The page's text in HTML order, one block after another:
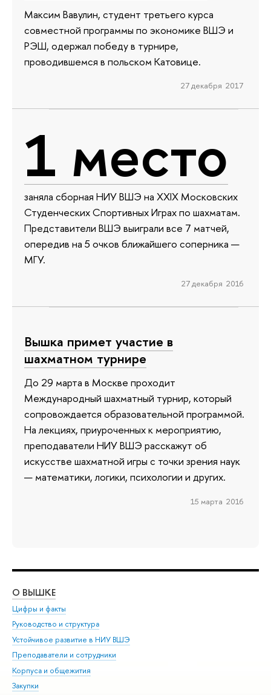
Максим Вавулин, студент третьего курса
совместной программы по экономике ВШЭ и
РЭШ, одержал победу в турнире,
проводившемся в польском Катовице.
27 декабря 2017
1 место
заняла сборная НИУ ВШЭ на XXIX Московских
Студенческих Спортивных Играх по шахматам.
Представители ВШЭ выиграли все 7 матчей,
опередив на 5 очков ближайшего соперника —
МГУ.
27 декабря 2016
Вышка примет участие в
шахматном турнире
До 29 марта в Москве проходит
Международный шахматный турнир, который
сопровождается образовательной программой.
На лекциях, приуроченных к мероприятию,
преподаватели НИУ ВШЭ расскажут об
искусстве шахматной игры с точки зрения наук
— математики, логики, психологии и других.
15 марта 2016
О ВЫШКЕ
Цифры и факты
Руководство и структура
Устойчивое развитие в НИУ ВШЭ
Преподаватели и сотрудники
Корпуса и общежития
Закупки